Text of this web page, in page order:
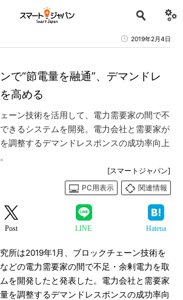
2019年2月4日
で“節電量を融通”、デマンドレ
高める
ーン技術を活用して、電力需要家の間で不
きるシステムを開発。電力会社と需要家が
調整するデマンドレスポンスの成功率向上
[スマートジャパン]
PC用表示
関連情報
Post LINE Hatena
所は2019年1月、ブロックチェーン技術を
どの電力需要家の間で不足・余剰電力を取
を開発したと発表した。電力会社と需要家
を調整するデマンドレスポンスの成功率向